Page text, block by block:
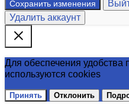
Сохранить изменения
Удалить аккаунт
Для обеспечения удобства
используются cookies
Принять Отклонить